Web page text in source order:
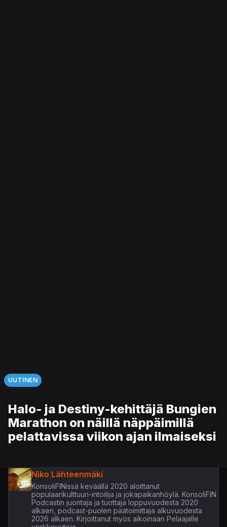
UUTINEN
Halo- ja Destiny-kehittäjä Bungien
Marathon on näillä näppäimillä
pelattavissa viikon ajan ilmaiseksi
Niko Lähteenmäki
KonsoliFINissä keväällä 2020 aloittanut
populaarikulttuuri-intoilija ja jokapaikanhöylä. KonsoliFIN
Podcastin juontaja ja tuottaja loppuvuodesta 2020
alkaen, podcast-puolen päätoimittaja alkuvuodesta
2026 alkaen. Kirjoittanut myös aikoinaan Pelaajalle